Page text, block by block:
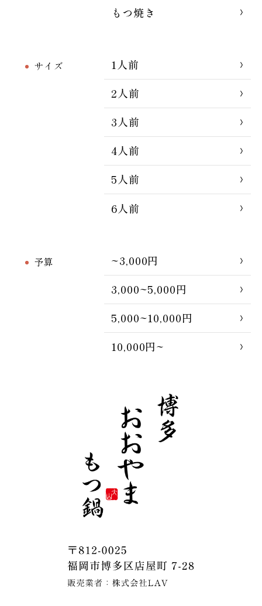
もつ焼き
サイズ
1人前
2人前
3人前
4人前
5人前
6人前
予算
~3,000円
3,000~5,000円
5,000~10,000円
10,000円~